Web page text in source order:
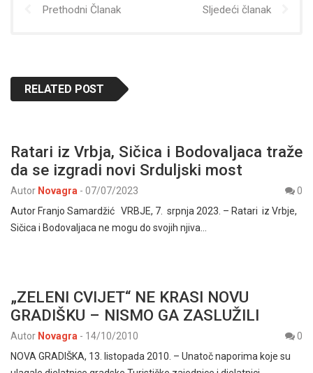
Prethodni Članak Sljedeći članak
RELATED POST
Ratari iz Vrbja, Sičica i Bodovaljaca traže
da se izgradi novi Srduljski most
Autor Novagra - 07/07/2023
0
Autor Franjo Samardžić VRBJE, 7. srpnja 2023. – Ratari iz Vrbje,
Sičica i Bodovaljaca ne mogu do svojih njiva…
„ZELENI CVIJET“ NE KRASI NOVU
GRADIŠKU – NISMO GA ZASLUŽILI
Autor Novagra - 14/10/2010
0
NOVA GRADIŠKA, 13. listopada 2010. – Unatoč naporima koje su